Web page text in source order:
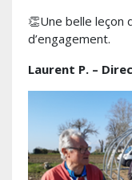
👏Une belle leçon
d’engagement.
Laurent P. –